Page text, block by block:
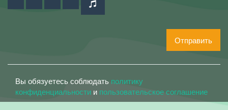
Отправить
Вы обязуетесь соблюдать политику
конфиденциальности и пользовательское соглашение